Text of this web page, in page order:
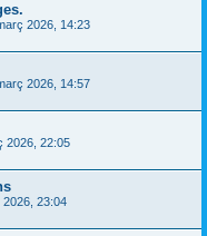
2026, 14:23
2026, 14:57
2026, 22:05
2026, 23:04